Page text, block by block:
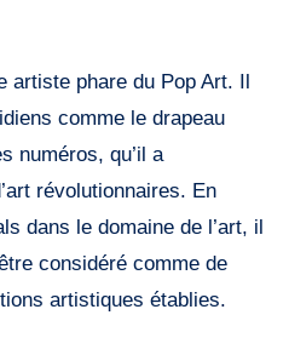
artiste phare du Pop Art. Il
comme le drapeau
numéros, qu’il a
révolutionnaires. En
dans le domaine de l’art, il
considéré comme de
artistiques établies.